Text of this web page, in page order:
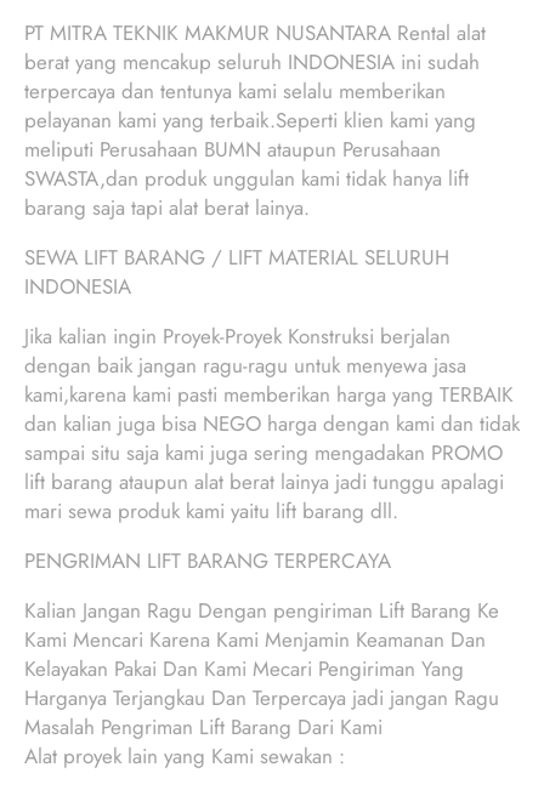
PT MITRA TEKNIK MAKMUR NUSANTARA Rental alat
berat yang mencakup seluruh INDONESIA ini sudah
terpercaya dan tentunya kami selalu memberikan
pelayanan kami yang terbaik.Seperti klien kami yang
meliputi Perusahaan BUMN ataupun Perusahaan
SWASTA,dan produk unggulan kami tidak hanya lift
barang saja tapi alat berat lainya.
SEWA LIFT BARANG / LIFT MATERIAL SELURUH
INDONESIA
Jika kalian ingin Proyek-Proyek Konstruksi berjalan
dengan baik jangan ragu-ragu untuk menyewa jasa
kami,karena kami pasti memberikan harga yang TERBAIK
dan kalian juga bisa NEGO harga dengan kami dan tidak
sampai situ saja kami juga sering mengadakan PROMO
lift barang ataupun alat berat lainya jadi tunggu apalagi
mari sewa produk kami yaitu lift barang dll.
PENGRIMAN LIFT BARANG TERPERCAYA
Kalian Jangan Ragu Dengan pengiriman Lift Barang Ke
Kami Mencari Karena Kami Menjamin Keamanan Dan
Kelayakan Pakai Dan Kami Mecari Pengiriman Yang
Harganya Terjangkau Dan Terpercaya jadi jangan Ragu
Masalah Pengriman Lift Barang Dari Kami
Alat proyek lain yang Kami sewakan :